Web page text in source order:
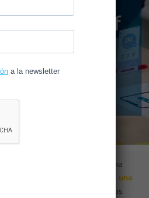
orientado a objetivos tangibles ha
de cualquier compañía, una
buscan liderar sus respectivos